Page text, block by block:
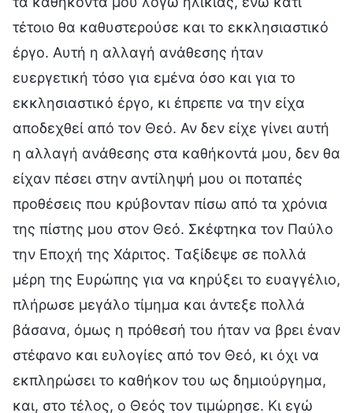
τέτοιο θα καθυστερούσε και το εκκλησιαστικό
έργο. Αυτή η αλλαγή ανάθεσης ήταν
ευεργετική τόσο για εμένα όσο και για το
εκκλησιαστικό έργο, κι έπρεπε να την είχα
αποδεχθεί από τον Θεό. Αν δεν είχε γίνει αυτή
η αλλαγή ανάθεσης στα καθήκοντά μου, δεν θα
είχαν πέσει στην αντίληψή μου οι ποταπές
προθέσεις που κρύβονταν πίσω από τα χρόνια
της πίστης μου στον Θεό. Σκέφτηκα τον Παύλο
την Εποχή της Χάριτος. Ταξίδεψε σε πολλά
μέρη της Ευρώπης για να κηρύξει το ευαγγέλιο,
πλήρωσε μεγάλο τίμημα και άντεξε πολλά
βάσανα, όμως η πρόθεσή του ήταν να βρει έναν
στέφανο και ευλογίες από τον Θεό, κι όχι να
εκπληρώσει το καθήκον του ως δημιούργημα,
και, στο τέλος, ο Θεός τον τιμώρησε. Κι εγώ